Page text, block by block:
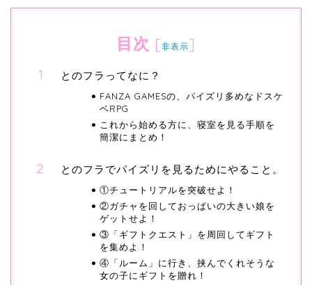
目次 [非表示]
とのフラってなに？
FANZA GAMESの、パイズリ多めなドスケ
ベRPG
これから始める方に、寝室を見る手順を
簡潔にまとめ！
とのフラでパイズリを見るためにやること。
①チュートリアルを突破せよ！
②ガチャを回しておっぱいの大きい娘を
ゲットせよ！
③「ギフトクエスト」を周回してギフト
を集めよ！
④「ルーム」に行き、挟んでくれそうな
女の子にギフトを贈れ！